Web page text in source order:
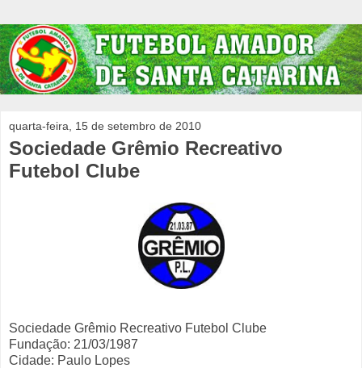
quarta-feira, 15 de setembro de 2010
Sociedade Grêmio Recreativo
Futebol Clube
Sociedade Grêmio Recreativo Futebol Clube
Fundação: 21/03/1987
Cidade: Paulo Lopes